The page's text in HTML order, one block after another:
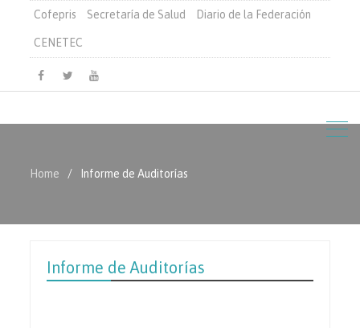
Cofepris Secretaría de Salud Diario de la Federación
CENETEC
Facebook
TwitterYoutube
Home Informe de Auditorías
Informe de Auditorías